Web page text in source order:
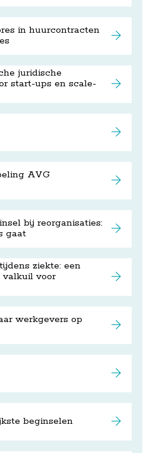
in huurcontracten
juridische
start-ups en scale-
AVG
bij reorganisaties:
gaat
ziekte: een
valkuil voor
werkgevers op
beginselen